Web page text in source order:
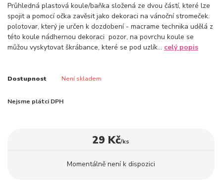
Průhledná plastová koule/baňka složená ze dvou částí, které lze
spojit a pomocí očka zavěsit jako dekoraci na vánoční stromeček.
polotovar, který je určen k dozdobení - macrame technika udělá z
této koule nádhernou dekoraci pozor, na povrchu koule se
můžou vyskytovat škrábance, které se pod uzlík... celý popis
Dostupnost Není skladem
Nejsme plátci DPH
29 Kč/ks
Momentálně není k dispozici